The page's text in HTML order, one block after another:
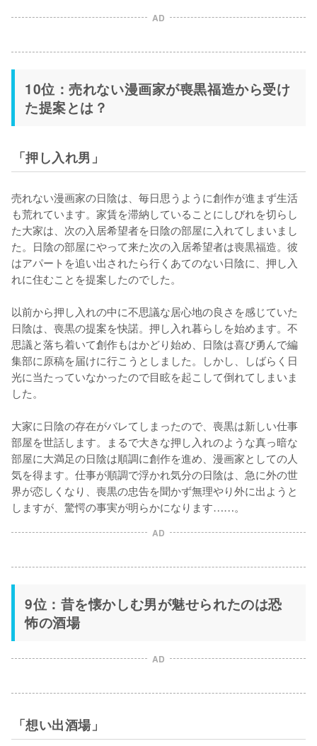
AD
10位：売れない漫画家が喪黒福造から受け
た提案とは？
「押し入れ男」
売れない漫画家の日陰は、毎日思うように創作が進まず生活
も荒れています。家賃を滞納していることにしびれを切らし
た大家は、次の入居希望者を日陰の部屋に入れてしまいまし
た。日陰の部屋にやって来た次の入居希望者は喪黒福造。彼
はアパートを追い出されたら行くあてのない日陰に、押し入
れに住むことを提案したのでした。
以前から押し入れの中に不思議な居心地の良さを感じていた
日陰は、喪黒の提案を快諾。押し入れ暮らしを始めます。不
思議と落ち着いて創作もはかどり始め、日陰は喜び勇んで編
集部に原稿を届けに行こうとしました。しかし、しばらく日
光に当たっていなかったので目眩を起こして倒れてしまいま
した。
大家に日陰の存在がバレてしまったので、喪黒は新しい仕事
部屋を世話します。まるで大きな押し入れのような真っ暗な
部屋に大満足の日陰は順調に創作を進め、漫画家としての人
気を得ます。仕事が順調で浮かれ気分の日陰は、急に外の世
界が恋しくなり、喪黒の忠告を聞かず無理やり外に出ようと
しますが、驚愕の事実が明らかになります……。
AD
9位：昔を懐かしむ男が魅せられたのは恐
怖の酒場
AD
「想い出酒場」